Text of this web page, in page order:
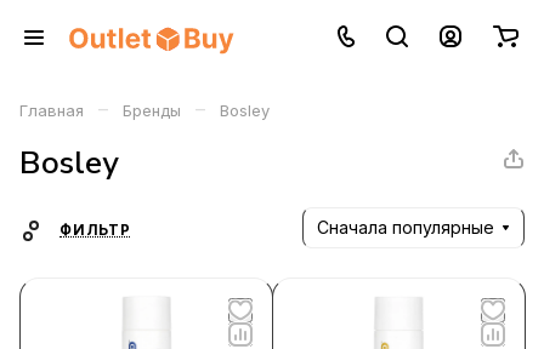
Главная – Бренды – Bosley
Bosley
ФИЛЬТР Сначала популярные